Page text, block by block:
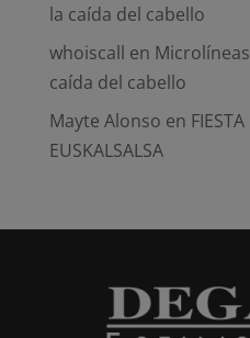
la caída del cabello
whoiscall en
caída del cabello
Mayte Alonso en
EUSKALSALSA